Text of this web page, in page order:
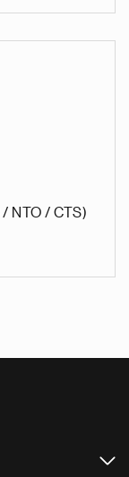
/ NTO / CTS)